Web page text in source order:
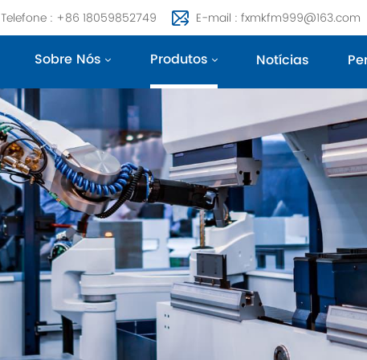
Telefone : +86 18059852749 E-mail : fxmkfm999@163.com
Sobre Nós Produtos Notícias